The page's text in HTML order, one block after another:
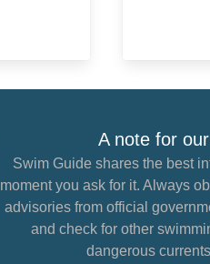
A note for
Swim Guide shares the best
moment you ask for it. Always
advisories from official
and check for other
dangerous